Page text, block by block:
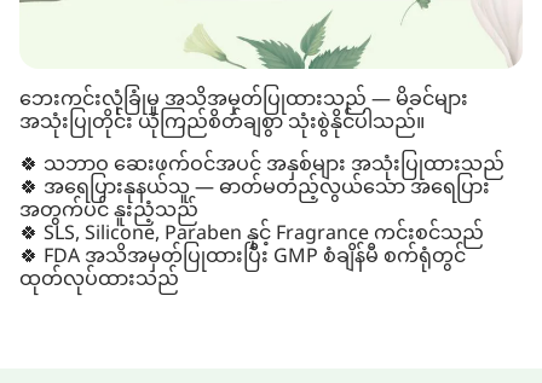
ဘေးကင်းလုံခြုံမှု အသိအမှတ်ပြုထားသည် — မိခင်များ
အသုံးပြုတိုင်း ယုံကြည်စိတ်ချစွာ သုံးစွဲနိုင်ပါသည်။
🍀 သဘာဝ ဆေးဖက်ဝင်အပင် အနှစ်များ အသုံးပြုထားသည်
🍀 အရေပြားနုနယ်သူ — ဓာတ်မတည့်လွယ်သော အရေပြား
အတွက်ပင် နူးညံ့သည်
🍀 SLS, Silicone, Paraben နှင့် Fragrance ကင်းစင်သည်
🍀 FDA အသိအမှတ်ပြုထားပြီး GMP စံချိန်မီ စက်ရုံတွင်
ထုတ်လုပ်ထားသည်